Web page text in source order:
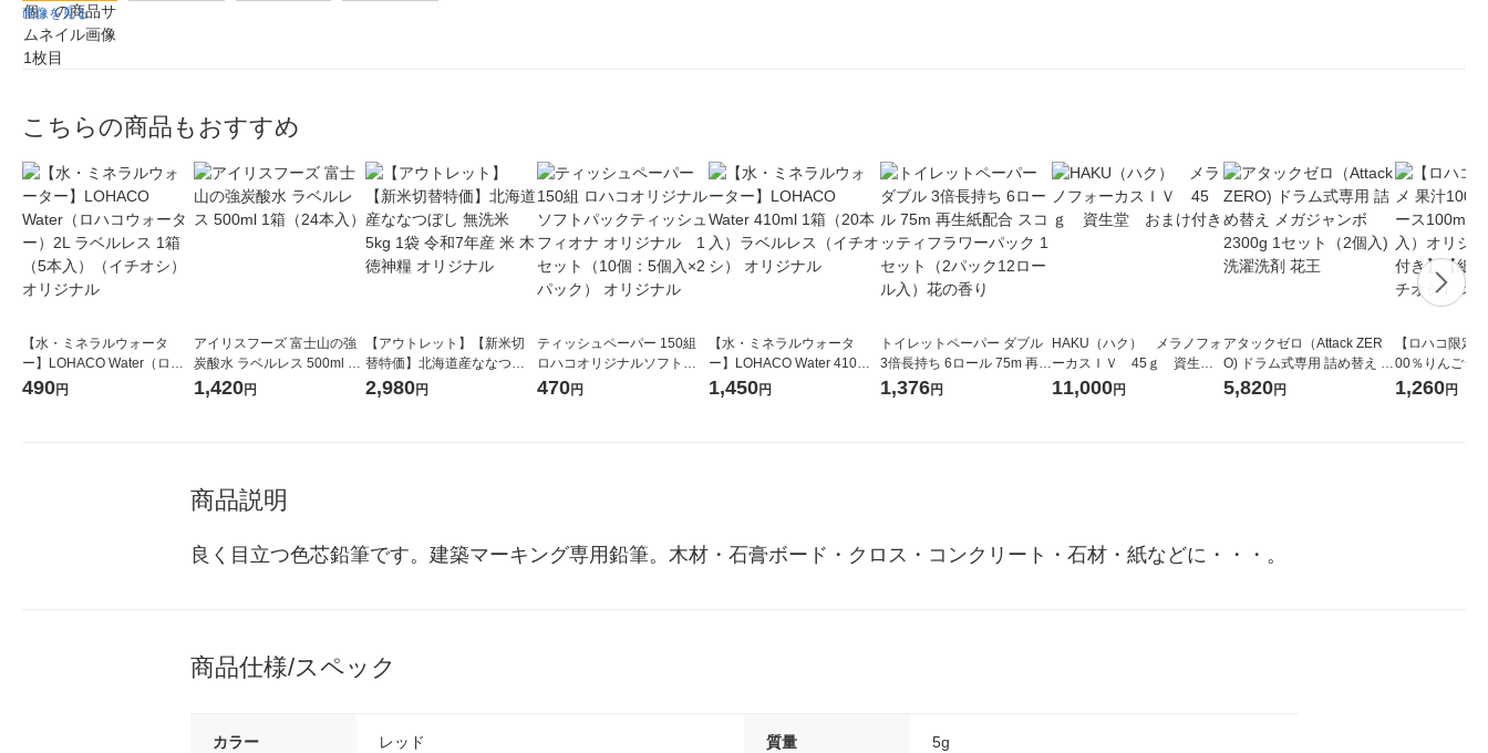
画像を見る
こちらの商品もおすすめ
【水・ミネラルウォータ
ー】LOHACO Water（ロハ
コウォーター）2L ラベルレ
490円
アイリスフーズ 富士山の強
炭酸水 ラベルレス 500ml 1
箱（24本入）
1,420円
【アウトレット】【新米切
替特価】北海道産ななつぼ
し 無洗米 5kg 1袋 令和7年産
2,980円
ティッシュペーパー 150組
ロハコオリジナルソフトパ
ックティッシュ フィオナ オ
470円
【水・ミネラルウォータ
ー】LOHACO Water 410ml
1箱（20本入）ラベルレス
1,450円
トイレットペーパー ダブル
3倍長持ち 6ロール 75m 再生
紙配合 スコッティフラワー
1,376円
HAKU（ハク） メラノフォ
ーカスＩＶ 45ｇ 資生
堂 おまけ付き
11,000円
アタックゼロ（Attack ZER
O) ドラム式専用 詰め替え メ
ガジャンボ 2300g 1セット
5,820円
【ロハコ限定
00％りんごジ
箱（18本入）
1,260円
商品説明
良く目立つ色芯鉛筆です。建築マーキング専用鉛筆。木材・石膏ボード・クロス・コンクリート・石材・紙などに・・・。
商品仕様/スペック
カラー レッド 質量 5g